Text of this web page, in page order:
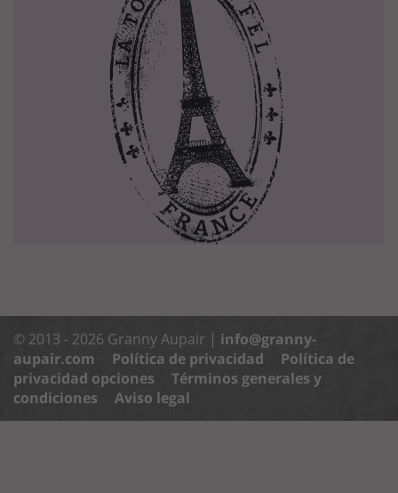
© 2013 - 2026 Granny Aupair | info@granny-
aupair.com
Política de privacidad
Política de
privacidad opciones
Términos generales y
condiciones
Aviso legal